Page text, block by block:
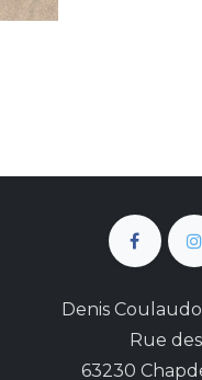
Denis
Rue
63230